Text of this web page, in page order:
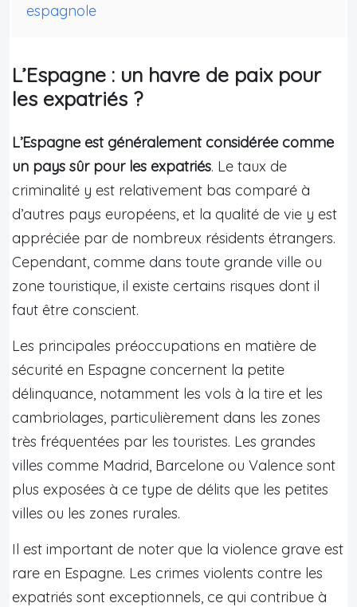
espagnole
L’Espagne : un havre de paix pour
les expatriés ?
L’Espagne est généralement considérée comme
un pays sûr pour les expatriés. Le taux de
criminalité y est relativement bas comparé à
d’autres pays européens, et la qualité de vie y est
appréciée par de nombreux résidents étrangers.
Cependant, comme dans toute grande ville ou
zone touristique, il existe certains risques dont il
faut être conscient.
Les principales préoccupations en matière de
sécurité en Espagne concernent la petite
délinquance, notamment les vols à la tire et les
cambriolages, particulièrement dans les zones
très fréquentées par les touristes. Les grandes
villes comme Madrid, Barcelone ou Valence sont
plus exposées à ce type de délits que les petites
villes ou les zones rurales.
Il est important de noter que la violence grave est
rare en Espagne. Les crimes violents contre les
expatriés sont exceptionnels, ce qui contribue à